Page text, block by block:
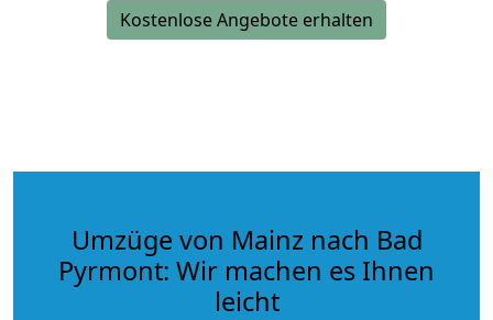
Kostenlose Angebote erhalten
Umzüge von Mainz nach Bad
Pyrmont: Wir machen es Ihnen
leicht